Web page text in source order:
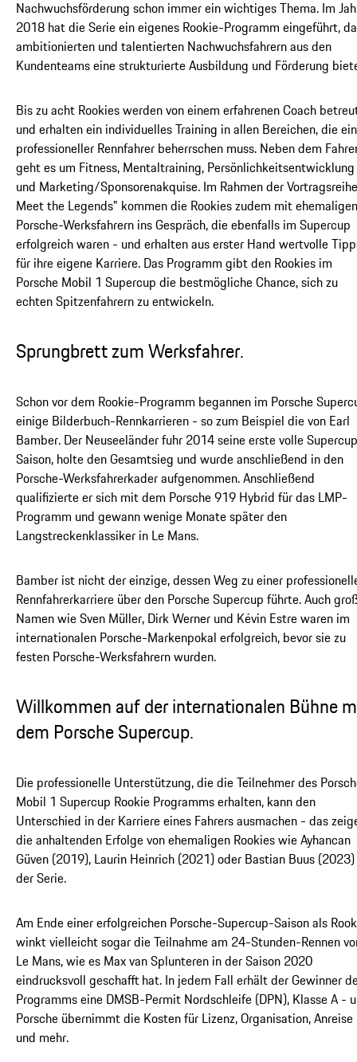
Nachwuchsförderung schon immer ein wichtiges Thema. Im
2018 hat die Serie ein eigenes Rookie-Programm eingeführt,
ambitionierten und talentierten Nachwuchsfahrern aus den
Kundenteams eine strukturierte Ausbildung und Förderung
Bis zu acht Rookies werden von einem erfahrenen Coach
und erhalten ein individuelles Training in allen Bereichen, die ein
professioneller Rennfahrer beherrschen muss. Neben dem
geht es um Fitness, Mentaltraining, Persönlichkeitsentwicklung
und Marketing/Sponsorenakquise. Im Rahmen der Vortragsreihe
Meet the Legends" kommen die Rookies zudem mit ehemaligen
Porsche-Werksfahrern ins Gespräch, die ebenfalls im Supercup
erfolgreich waren - und erhalten aus erster Hand wertvolle
für ihre eigene Karriere. Das Programm gibt den Rookies im
Porsche Mobil 1 Supercup die bestmögliche Chance, sich zu
echten Spitzenfahrern zu entwickeln.
Sprungbrett zum Werksfahrer.
Schon vor dem Rookie-Programm begannen im Porsche
einige Bilderbuch-Rennkarrieren - so zum Beispiel die von Earl
Bamber. Der Neuseeländer fuhr 2014 seine erste volle
Saison, holte den Gesamtsieg und wurde anschließend in den
Porsche-Werksfahrerkader aufgenommen. Anschließend
qualifizierte er sich mit dem Porsche 919 Hybrid für das LMP-
Programm und gewann wenige Monate später den
Langstreckenklassiker in Le Mans.
Bamber ist nicht der einzige, dessen Weg zu einer
Rennfahrerkarriere über den Porsche Supercup führte. Auch
Namen wie Sven Müller, Dirk Werner und Kévin Estre waren im
internationalen Porsche-Markenpokal erfolgreich, bevor sie zu
festen Porsche-Werksfahrern wurden.
Willkommen auf der internationalen Bühne
dem Porsche Supercup.
Die professionelle Unterstützung, die die Teilnehmer des
Mobil 1 Supercup Rookie Programms erhalten, kann den
Unterschied in der Karriere eines Fahrers ausmachen - das
die anhaltenden Erfolge von ehemaligen Rookies wie Ayhancan
Güven (2019), Laurin Heinrich (2021) oder Bastian Buus
der Serie.
Am Ende einer erfolgreichen Porsche-Supercup-Saison als
winkt vielleicht sogar die Teilnahme am 24-Stunden-Rennen
Le Mans, wie es Max van Splunteren in der Saison 2020
eindrucksvoll geschafft hat. In jedem Fall erhält der Gewinner
Programms eine DMSB-Permit Nordschleife (DPN), Klasse A -
Porsche übernimmt die Kosten für Lizenz, Organisation, Anreise
und mehr.